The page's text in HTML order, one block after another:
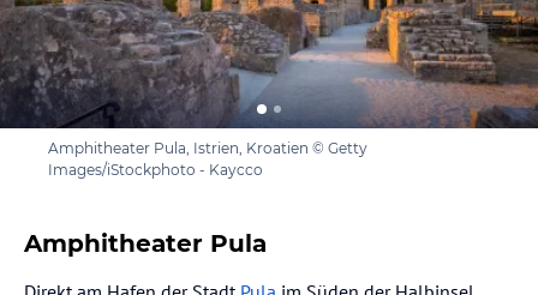
Amphitheater Pula, Istrien, Kroatien © Getty
Images/iStockphoto - Kaycco
Amphitheater Pula